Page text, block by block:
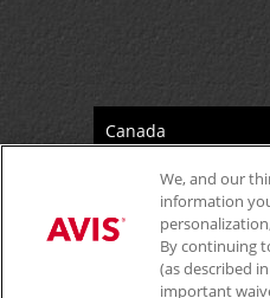
We, and our
information
By continuing
(as described
important